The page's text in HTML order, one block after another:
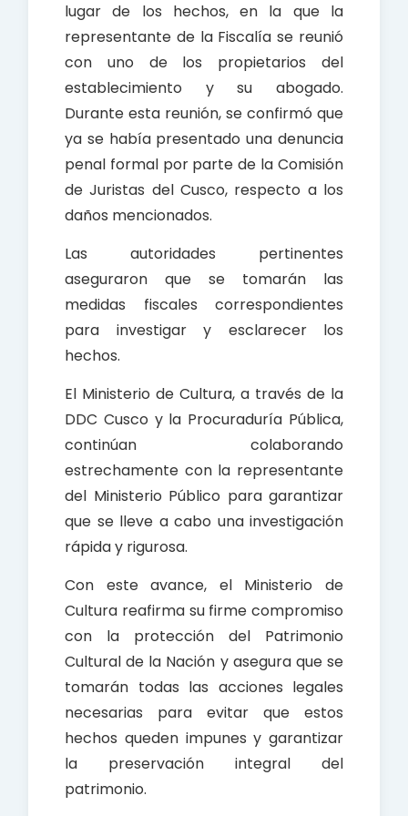
lugar de los hechos, en la que la
representante de la Fiscalía se reunió
con uno de los propietarios del
establecimiento y su abogado.
Durante esta reunión, se confirmó que
ya se había presentado una denuncia
penal formal por parte de la Comisión
de Juristas del Cusco, respecto a los
daños mencionados.
Las autoridades pertinentes
aseguraron que se tomarán las
medidas fiscales correspondientes
para investigar y esclarecer los
hechos.
El Ministerio de Cultura, a través de la
DDC Cusco y la Procuraduría Pública,
continúan colaborando
estrechamente con la representante
del Ministerio Público para garantizar
que se lleve a cabo una investigación
rápida y rigurosa.
Con este avance, el Ministerio de
Cultura reafirma su firme compromiso
con la protección del Patrimonio
Cultural de la Nación y asegura que se
tomarán todas las acciones legales
necesarias para evitar que estos
hechos queden impunes y garantizar
la preservación integral del
patrimonio.